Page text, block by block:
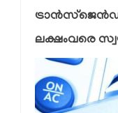
ലക്ഷംവരെ